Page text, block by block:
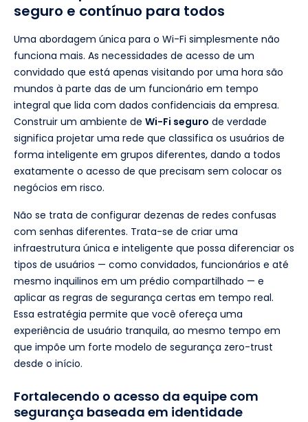
seguro e contínuo para todos
Uma abordagem única para o Wi-Fi simplesmente não
funciona mais. As necessidades de acesso de um
convidado que está apenas visitando por uma hora são
mundos à parte das de um funcionário em tempo
integral que lida com dados confidenciais da empresa.
Construir um ambiente de Wi-Fi seguro de verdade
significa projetar uma rede que classifica os usuários de
forma inteligente em grupos diferentes, dando a todos
exatamente o acesso de que precisam sem colocar os
negócios em risco.
Não se trata de configurar dezenas de redes confusas
com senhas diferentes. Trata-se de criar uma
infraestrutura única e inteligente que possa diferenciar os
tipos de usuários — como convidados, funcionários e até
mesmo inquilinos em um prédio compartilhado — e
aplicar as regras de segurança certas em tempo real.
Essa estratégia permite que você ofereça uma
experiência de usuário tranquila, ao mesmo tempo em
que impõe um forte modelo de segurança zero-trust
desde o início.
Fortalecendo o acesso da equipe com
segurança baseada em identidade